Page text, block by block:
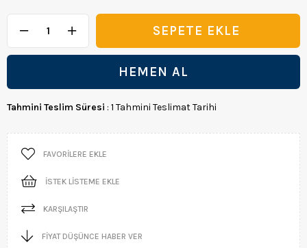
Tahmini Teslim Süresi : 1 Tahmini Teslimat Tarihi
FAVORILERE EKLE
İSTEK LISTEME EKLE
KARŞILAŞTIR
FIYAT DÜŞÜNCE HABER VER